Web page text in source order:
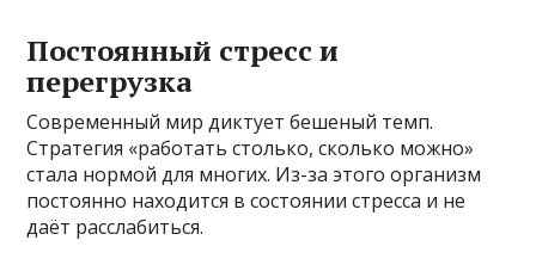
Постоянный стресс и
перегрузка
Современный мир диктует бешеный темп.
Стратегия «работать столько, сколько можно»
стала нормой для многих. Из-за этого организм
постоянно находится в состоянии стресса и не
даёт расслабиться.